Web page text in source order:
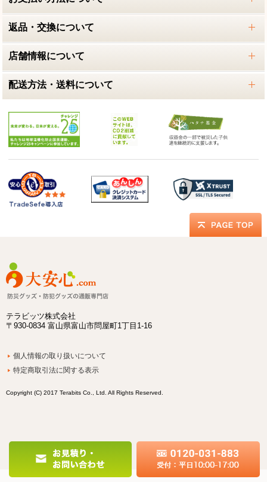
返品・交換について
店舗情報について
配送方法・送料について
テラビッツ株式会社
〒930-0834 富山県富山市問屋町1丁目1-16
個人情報の取り扱いについて
特定商取引法に関する表示
Copyright (C) 2017 Terabits Co., Ltd. All Rights Reserved.